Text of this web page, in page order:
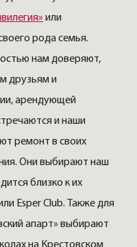
или
рода семья.
нам доверяют,
друзьям и
арендующей
и наши
ремонт в своих
Они выбирают наш
близко к их
Esper Club. Также для
апарт» выбирают